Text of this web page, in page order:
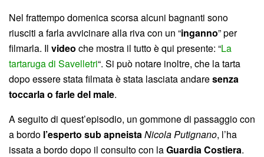
Nel frattempo domenica scorsa alcuni bagnanti sono
riusciti a farla avvicinare alla riva con un “inganno” per
filmarla. Il video che mostra il tutto è qui presente: “La
tartaruga di Savelletri“. Si può notare inoltre, che la tarta
dopo essere stata filmata è stata lasciata andaresenza
toccarla o farle del male.
A seguito di quest’episodio, un gommone di passaggio con
a bordo l’esperto sub apneistaNicola Putignano, l’ha
issata a bordo dopo il consulto con laGuardia Costiera.